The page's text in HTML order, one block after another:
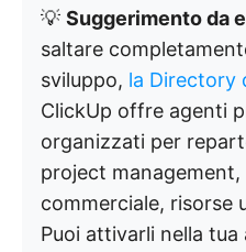
💡 Suggerimento da
saltare
sviluppo, la Directory
ClickUp offre agenti
organizzati per
project
commerciale, risorse
Puoi attivarli nella